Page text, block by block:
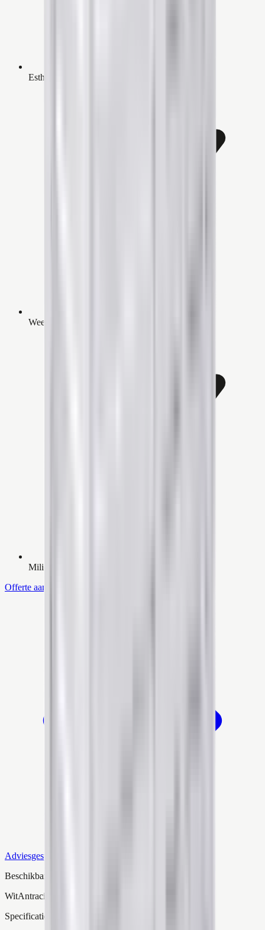
Esthetische houtlook afwerking
Weerbestendig en duurzaam
Milieuvriendelijke keuze
Offerte aanvragen
Adviesgesprek
Beschikbare kleuren
WitAntraciet
Specificaties